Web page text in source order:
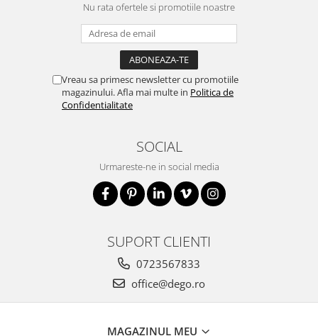
Nu rata ofertele si promotiile noastre
Vreau sa primesc newsletter cu promotiile
magazinului. Afla mai multe in Politica de
Confidentialitate
SOCIAL
Urmareste-ne in social media
SUPORT CLIENTI
0723567833
office@dego.ro
MAGAZINUL MEU